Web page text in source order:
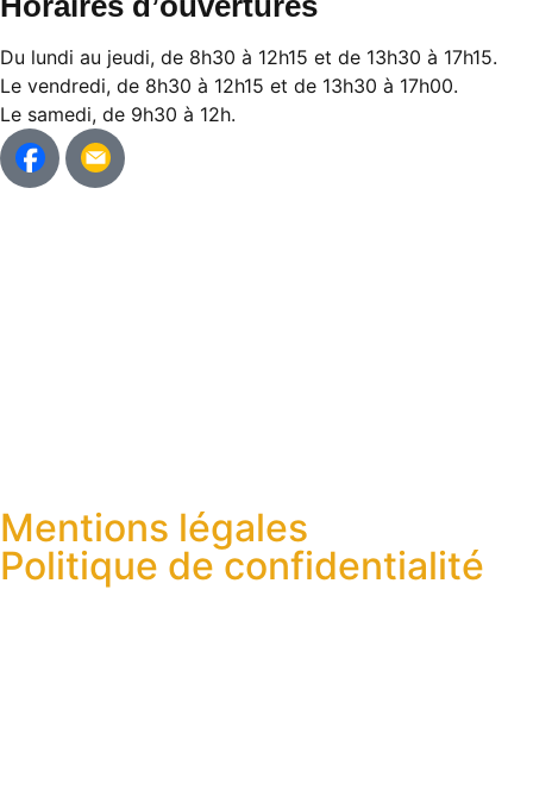
Du lundi au jeudi, de 8h30 à 12h15 et de 13h30 à 17h15.
Le vendredi, de 8h30 à 12h15 et de 13h30 à 17h00.
Le samedi, de 9h30 à 12h.
Mentions légales
Politique de confidentialité